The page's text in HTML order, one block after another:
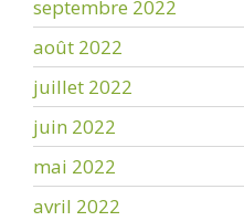
septembre 2022
août 2022
juillet 2022
juin 2022
mai 2022
avril 2022